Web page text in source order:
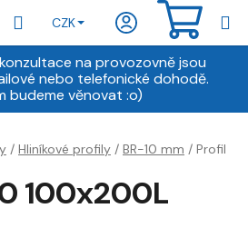
na provozovně jsou
nebo telefonické dohodě.
budeme věnovat :o)
Hledat
CZK
/ Hliníkové profily / BR-10 mm / Profil
100x200L